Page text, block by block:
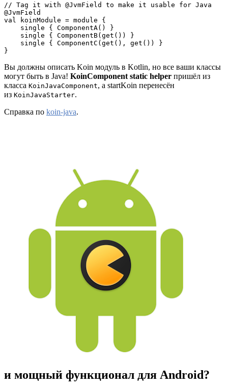
// Tag it with @JvmField to make it usable for Java
@JvmField
val koinModule = module {
    single { ComponentA() }
    single { ComponentB(get()) }
    single { ComponentC(get(), get()) }
}
Вы должны описать Koin модуль в Kotlin, но все ваши классы
могут быть в Java! KoinComponent static helper пришёл из
класса KoinJavaComponent, а startKoin перенесён
из KoinJavaStarter.
Справка по koin-java.
и мощный функционал для Android?